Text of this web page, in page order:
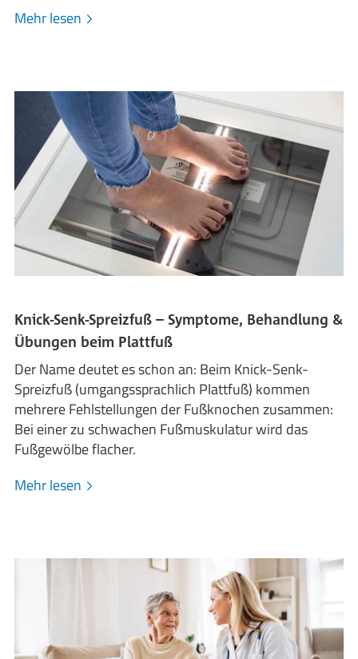
Mehr lesen
Knick-Senk-Spreizfuß – Symptome, Behandlung &
Übungen beim Plattfuß
Der Name deutet es schon an: Beim Knick-Senk-
Spreizfuß (umgangssprachlich Plattfuß) kommen
mehrere Fehlstellungen der Fußknochen zusammen:
Bei einer zu schwachen Fußmuskulatur wird das
Fußgewölbe flacher.
Mehr lesen